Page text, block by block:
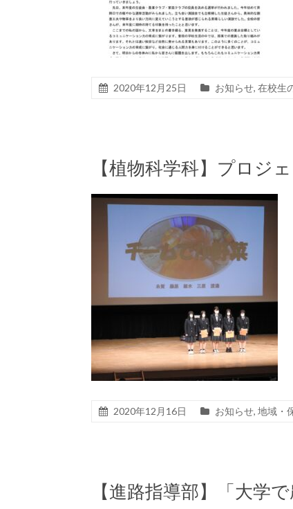
2020年12月25日 お知らせ, 在校生
【植物科学科】プロジ
2020年12月16日 お知らせ, 地域・
【進路指導部】「大学